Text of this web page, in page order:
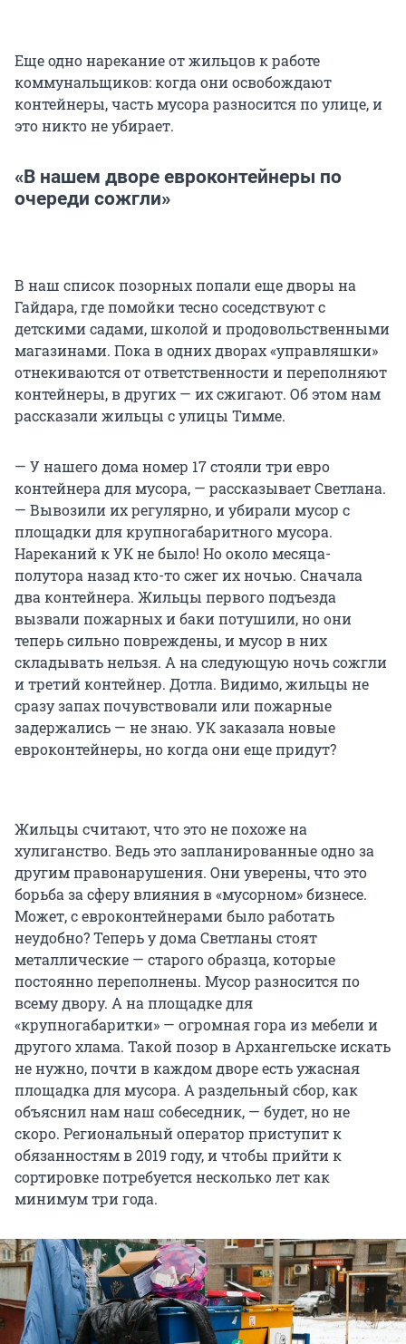
Еще одно нарекание от жильцов к работе
коммунальщиков: когда они освобождают
контейнеры, часть мусора разносится по улице, и
это никто не убирает.
«В нашем дворе евроконтейнеры по
очереди сожгли»
В наш список позорных попали еще дворы на
Гайдара, где помойки тесно соседствуют с
детскими садами, школой и продовольственными
магазинами. Пока в одних дворах «управляшки»
отнекиваются от ответственности и переполняют
контейнеры, в других — их сжигают. Об этом нам
рассказали жильцы с улицы Тимме.
— У нашего дома номер 17 стояли три евро
контейнера для мусора, — рассказывает Светлана.
— Вывозили их регулярно, и убирали мусор с
площадки для крупногабаритного мусора.
Нареканий к УК не было! Но около месяца-
полутора назад кто-то сжег их ночью. Сначала
два контейнера. Жильцы первого подъезда
вызвали пожарных и баки потушили, но они
теперь сильно повреждены, и мусор в них
складывать нельзя. А на следующую ночь сожгли
и третий контейнер. Дотла. Видимо, жильцы не
сразу запах почувствовали или пожарные
задержались — не знаю. УК заказала новые
евроконтейнеры, но когда они еще придут?
Жильцы считают, что это не похоже на
хулиганство. Ведь это запланированные одно за
другим правонарушения. Они уверены, что это
борьба за сферу влияния в «мусорном» бизнесе.
Может, с евроконтейнерами было работать
неудобно? Теперь у дома Светланы стоят
металлические — старого образца, которые
постоянно переполнены. Мусор разносится по
всему двору. А на площадке для
«крупногабаритки» — огромная гора из мебели и
другого хлама. Такой позор в Архангельске искать
не нужно, почти в каждом дворе есть ужасная
площадка для мусора. А раздельный сбор, как
объяснил нам наш собеседник, — будет, но не
скоро. Региональный оператор приступит к
обязанностям в 2019 году, и чтобы прийти к
сортировке потребуется несколько лет как
минимум три года.